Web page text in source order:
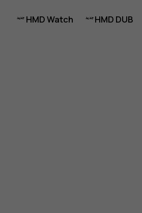
HMD DUB
HMD Watch